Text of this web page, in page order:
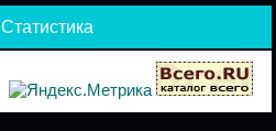
Статистика